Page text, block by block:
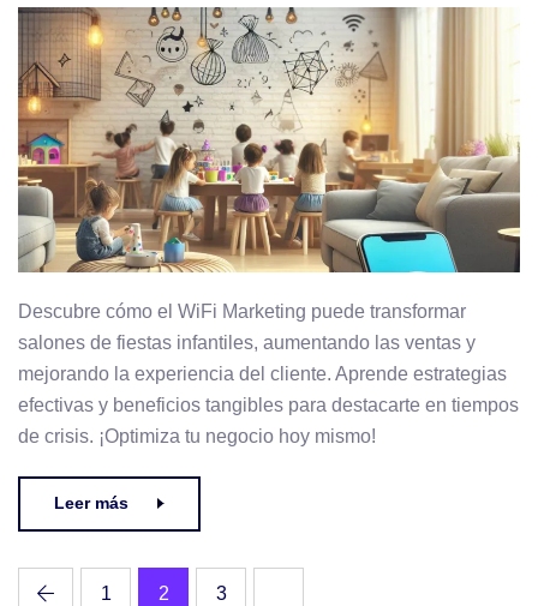
Descubre cómo el WiFi Marketing puede transformar
salones de fiestas infantiles, aumentando las ventas y
mejorando la experiencia del cliente. Aprende estrategias
efectivas y beneficios tangibles para destacarte en tiempos
de crisis. ¡Optimiza tu negocio hoy mismo!
Leer más
1 2 3